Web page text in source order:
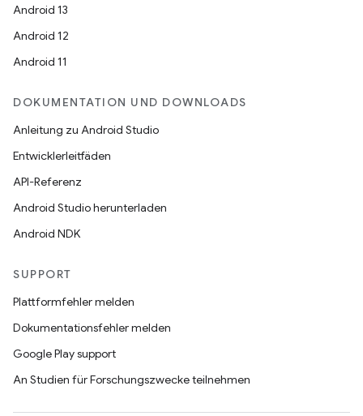
Android 13
Android 12
Android 11
DOKUMENTATION UND DOWNLOADS
Anleitung zu Android Studio
Entwicklerleitfäden
API-Referenz
Android Studio herunterladen
Android NDK
SUPPORT
Plattformfehler melden
Dokumentationsfehler melden
Google Play support
An Studien für Forschungszwecke teilnehmen